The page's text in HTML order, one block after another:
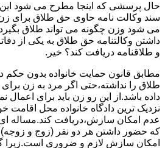
حال پرسشی که اینجا مطرح می شود
سند وکالت نامه حاوی حق طلاق برای
می شود وزن چگونه می تواند طلاق
داشتن وکالتنامه حق طلاق به یکی از
و طلاقنامه دریافت کند؟ خیر.
مطابق قانون حمایت خانواده بدون حکم
طلاق را نداشته،حتی اگر مرد به زن برای
داده باشد.از این رو زن باید برای
نزدیک ترین دادگاه خانواده محل اقامت
عدم امکان سازش،دریافت کند.مساله
که حضور داشتن هر دو نفر (زوج و
امکان سازش لازم و ضروری